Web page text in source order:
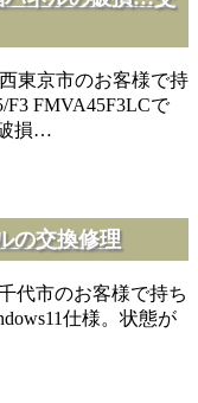
東京市のお客様で持
FMVA45F3LCで
損…
の交換修理
代市のお客様で持ち
仕様。状態が